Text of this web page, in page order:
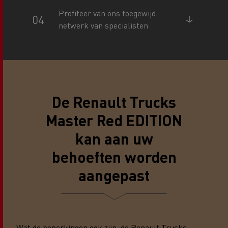
Profiteer van ons toegewijd
netwerk van specialisten
De Renault Trucks
Master Red EDITION
kan aan uw
behoeften worden
aangepast